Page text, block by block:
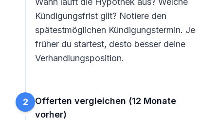
Kündigungsfrist gilt? Notiere den
spätestmöglichen Kündigungstermin. Je
früher du startest, desto besser deine
Verhandlungsposition.
2
Offerten vergleichen (12 Monate
vorher)